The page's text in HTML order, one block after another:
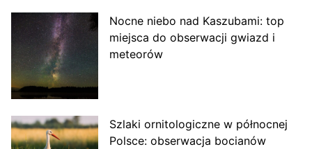
Nocne niebo nad Kaszubami: top
miejsca do obserwacji gwiazd i
meteorów
Szlaki ornitologiczne w północnej
Polsce: obserwacja bocianów